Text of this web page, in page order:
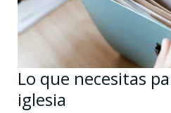
Lo que necesitas
iglesia